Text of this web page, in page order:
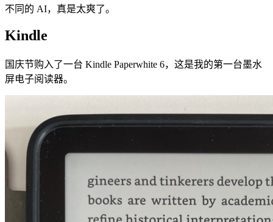
不同的 AI，真是太爽了。
Kindle
国庆节购入了一台 Kindle Paperwhite 6，这是我的第一台墨水
屏电子阅读器。